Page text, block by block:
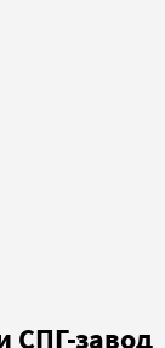
СПГ-завод